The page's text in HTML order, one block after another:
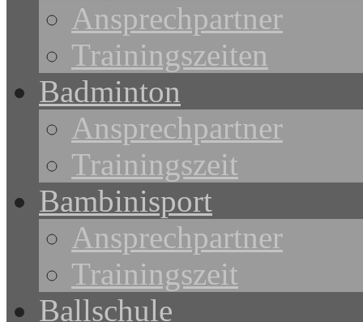
Ansprechpartner
Trainingszeiten
Badminton
Ansprechpartner
Trainingszeit
Bambinisport
Ansprechpartner
Trainingszeit
Ballschule